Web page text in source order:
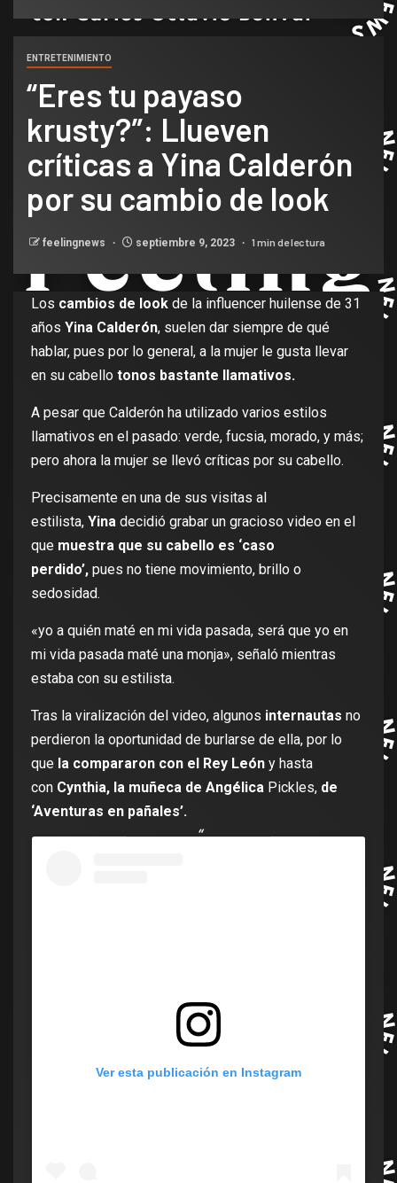
ENTRETENIMIENTO
“Eres tu payaso
krusty?”: Llueven
críticas a Yina Calderón
por su cambio de look
feelingnews septiembre 9, 2023 1 min de lectura
Los cambios de look de la influencer huilense de 31
años Yina Calderón, suelen dar siempre de qué
hablar, pues por lo general, a la mujer le gusta llevar
en su cabello tonos bastante llamativos.
A pesar que Calderón ha utilizado varios estilos
llamativos en el pasado: verde, fucsia, morado, y más;
pero ahora la mujer se llevó críticas por su cabello.
Precisamente en una de sus visitas al
estilista, Yina decidió grabar un gracioso video en el
que muestra que su cabello es ‘caso
perdido’, pues no tiene movimiento, brillo o
sedosidad.
«yo a quién maté en mi vida pasada, será que yo en
mi vida pasada maté una monja», señaló mientras
estaba con su estilista.
Tras la viralización del video, algunos internautas no
perdieron la oportunidad de burlarse de ella, por lo
que la compararon con el Rey León y hasta
con Cynthia, la muñeca de Angélica Pickles, de
‘Aventuras en pañales’.
Ver esta publicación en Instagram